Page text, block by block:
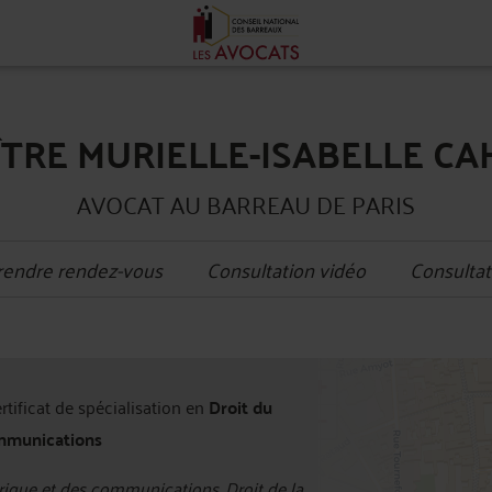
MURIELLE-ISABELLE
AVOCAT AU BARREAU DE PARIS
rendez-vous Consultation vidéo
de spécialisation en Droit du